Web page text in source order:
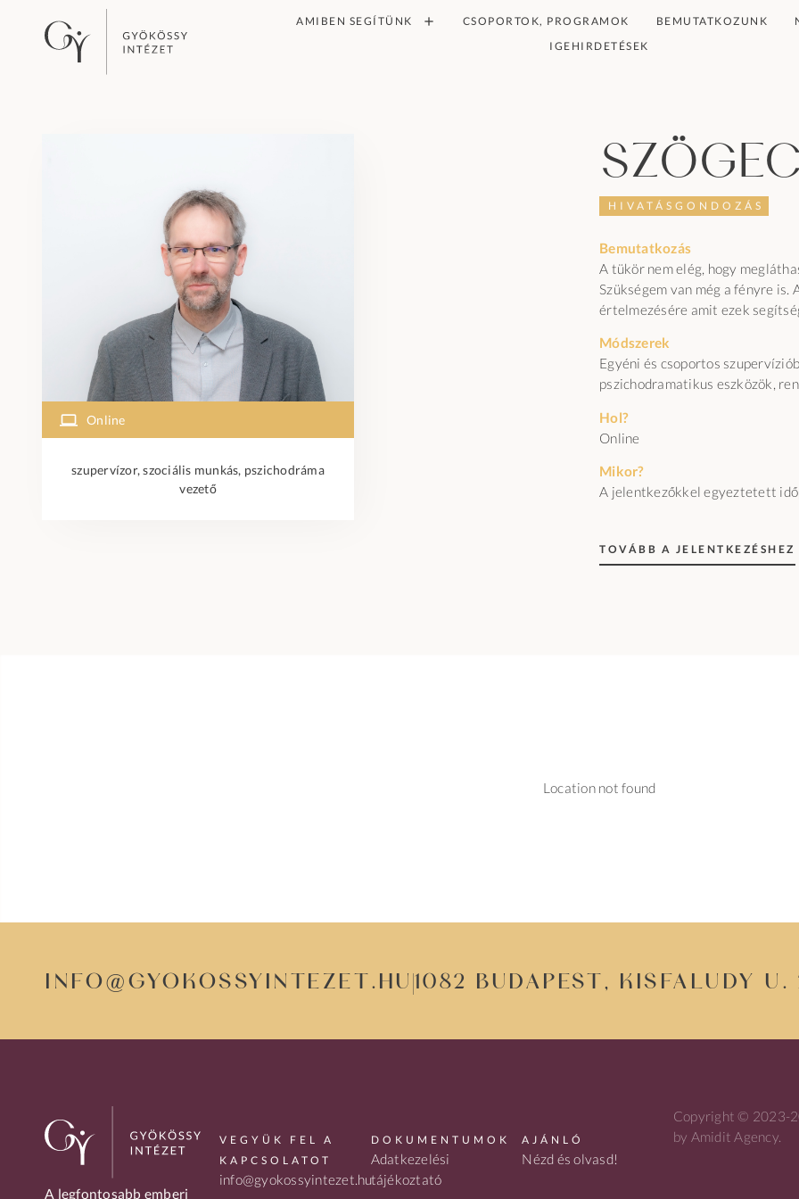
AMIBEN SEGÍTÜNK CSOPORTOK, PROGRAMOK BEMUTATKOZUNK
IGEHIRDETÉSEK
Online
szupervízor, szociális munkás, pszichodráma
vezető
HIVATÁSGONDOZÁS
Bemutatkozás
A tükör nem elég, hogy
Szükségem van még a fényre is.
értelmezésére amit ezek
Módszerek
Egyéni és csoportos
pszichodramatikus eszközök,
Hol?
Online
Mikor?
A jelentkezőkkel egyeztetett
TOVÁBB A JELENTKEZÉSHEZ
Location not found
info@gyokossyintezet.hu1082 Budapest, Kisfaludy u.
A legfontosabb emberi
VEGYÜK FEL A
KAPCSOLATOT
info@gyokossyintezet.hu
DOKUMENTUMOK
Adatkezelési
tájékoztató
AJÁNLÓ
Nézd és olvasd!
Copyright © 2023-
by Amidit Agency.